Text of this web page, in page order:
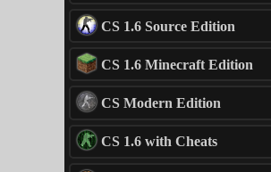
CS 1.6 Source Edition
CS 1.6 Minecraft Edition
CS Modern Edition
CS 1.6 with Cheats